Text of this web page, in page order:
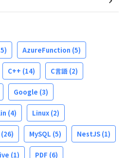
AzureFunction (5)
C++ (14) C言語 (2)
Google (3)
(4) Linux (2)
(26) MySQL (5) NestJS (1)
(1) PDF (6)